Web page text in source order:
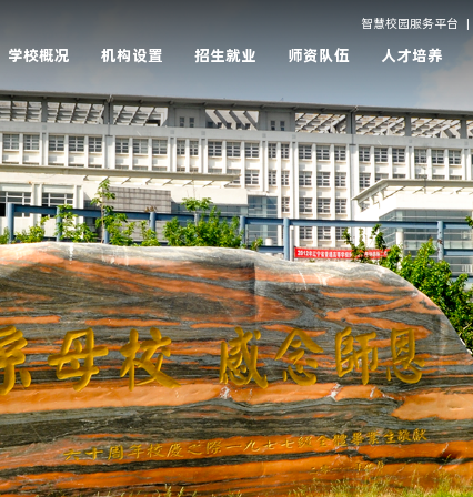
智慧校园服务平台 |
学校概况 机构设置 招生就业 师资队伍 人才培养